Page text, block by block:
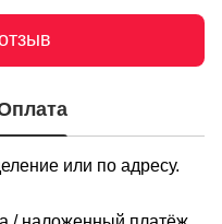
или по адресу.